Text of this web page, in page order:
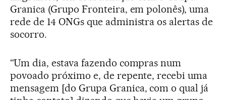
Granica (Grupo Fronteira, em polonês), uma
rede de 14 ONGs que administra os alertas de
socorro.
“Um dia, estava fazendo compras num
povoado próximo e, de repente, recebi uma
mensagem [do Grupa Granica, com o qual já